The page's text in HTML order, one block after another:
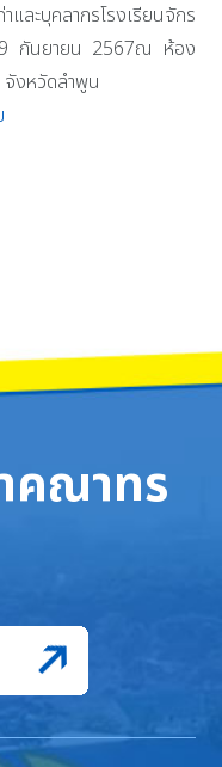
ละบุคลากรโรงเรียนจักร
กันยายน 2567ณ ห้อง
จังหวัดลำพูน
บริหาร คณะครู และคณะกรรม
19 กันยายน 2567 โรงเรียน
คณาทร